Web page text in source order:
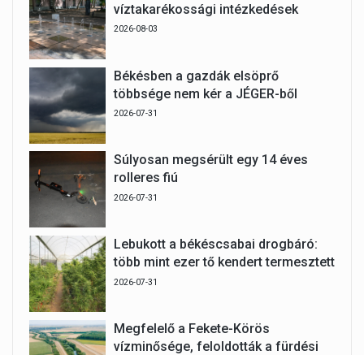
víztakarékossági intézkedések
2026-08-03
Békésben a gazdák elsöprő
többsége nem kér a JÉGER-ből
2026-07-31
Súlyosan megsérült egy 14 éves
rolleres fiú
2026-07-31
Lebukott a békéscsabai drogbáró:
több mint ezer tő kendert termesztett
2026-07-31
Megfelelő a Fekete-Körös
vízminősége, feloldották a fürdési